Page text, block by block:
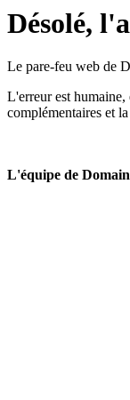
Désolé,
Le pare-feu web de
L'erreur est humaine,
complémentaires et
L'équipe de